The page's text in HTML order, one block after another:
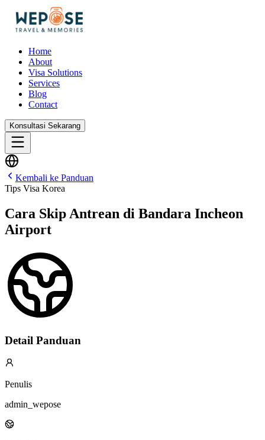
Home
About
Visa Solutions
Services
Blog
Contact
Konsultasi Sekarang
Kembali ke Panduan
Tips Visa Korea
Cara Skip Antrean di Bandara Incheon
Airport
Detail Panduan
Penulis
admin_wepose